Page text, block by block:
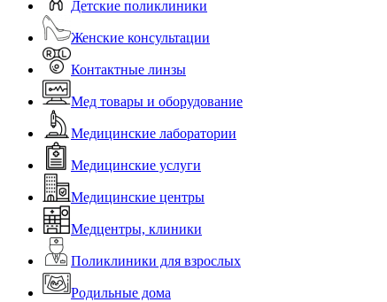
Детские поликлиники
Женские консультации
Контактные линзы
Мед товары и оборудование
Медицинские лаборатории
Медицинские услуги
Медицинские центры
Медцентры, клиники
Поликлиники для взрослых
Родильные дома